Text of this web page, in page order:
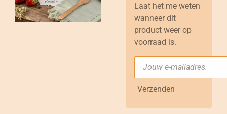
Laat het me weten
wanneer dit
product weer op
voorraad is.
Verzenden